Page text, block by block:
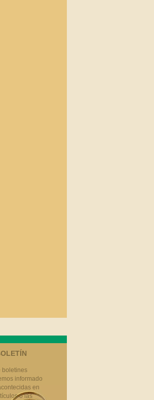
boletines
informado
en
o las